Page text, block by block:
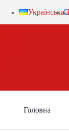
Українська
Головна